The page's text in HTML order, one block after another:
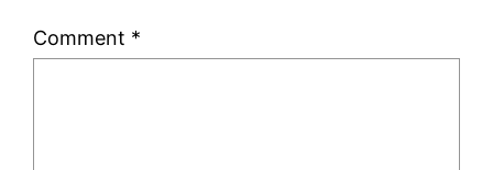
Comment *